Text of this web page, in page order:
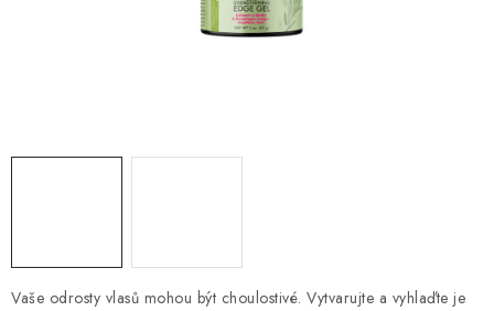
Vaše odrosty vlasů mohou být choulostivé. Vytvarujte a vyhlaďte je